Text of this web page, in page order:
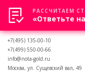
+7(495) 135-00-10
+7(499) 550-00-66
info@nota-gold.ru
Москва, ул. Сущевский вал, 49
РАССЧИТАЕМ
«Ответьте